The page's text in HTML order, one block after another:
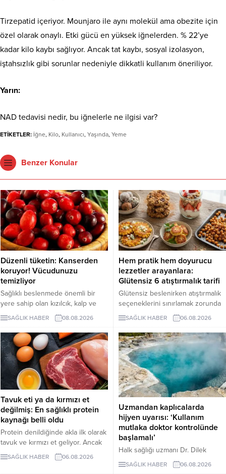
Tirzepatid içeriyor. Mounjaro ile aynı molekül ama obezite için
özel olarak onaylı. Etki gücü en yüksek iğnelerden. % 22’ye
kadar kilo kaybı sağlıyor. Ancak tat kaybı, sosyal izolasyon,
iştahsızlık gibi sorunlar nedeniyle dikkatli kullanım öneriliyor.
Yarın:
NAD tedavisi nedir, bu iğnelerle ne ilgisi var?
ETİKETLER: İğne, Kilo, Kullanıcı, Yaşında, Yeme
Benzer Konular
Düzenli tüketin: Kanserden
koruyor! Vücudunuzu
temizliyor
Sağlıklı beslenmede önemli bir
yere sahip olan kızılcık, kalp ve
damar sistemini desteklerken
bağışıklık sisteminin güçlenmesine
de katkı sağlıyor. Enfeksiyonlara
karşı koruyucu etkileriyle bilinen
kızılcık, bazı kanser türlerine karşı
koruyucu rol oynarken vücuttaki
iltihaplanmanın göstergelerinden
biri olan CRP seviyesinin
SAĞLIK HABER 08.08.2026
Hem pratik hem doyurucu
lezzetler arayanlara:
Glütensiz 6 atıştırmalık tarifi
Glütensiz beslenirken atıştırmalık
seçeneklerini sınırlamak zorunda
değilsiniz. Evde kolayca
hazırlayabileceğiniz bu 5 glütensiz
tarif, hem pratik hem de lezzetli
alternatifler sunuyor.
SAĞLIK HABER 06.08.2026
Tavuk eti ya da kırmızı et
değilmiş: En sağlıklı protein
kaynağı belli oldu
Protein denildiğinde akla ilk olarak
tavuk ve kırmızı et geliyor. Ancak
bilim insanları, son yıllarda yapılan
araştırmaların kurubaklagilleri daha
SAĞLIK HABER 06.08.2026
Uzmandan kaplıcalarda
hijyen uyarısı: ‘Kullanım
mutlaka doktor kontrolünde
başlamalı’
Halk sağlığı uzmanı Dr. Dilek
Aslan, kaplıcaların kas ve iskelet
sistemi rahatsızlıkları ile stresin
SAĞLIK HABER 06.08.2026